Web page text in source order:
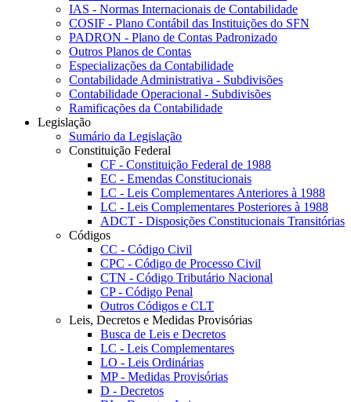
IAS - Normas Internacionais de Contabilidade
COSIF - Plano Contábil das Instituições do SFN
PADRON - Plano de Contas Padronizado
Outros Planos de Contas
Especializações da Contabilidade
Contabilidade Administrativa - Subdivisões
Contabilidade Operacional - Subdivisões
Ramificações da Contabilidade
Legislação
Sumário da Legislação
Constituição Federal
CF - Constituição Federal de 1988
EC - Emendas Constitucionais
LC - Leis Complementares Anteriores à 1988
LC - Leis Complementares Posteriores à 1988
ADCT - Disposições Constitucionais Transitórias
Códigos
CC - Código Civil
CPC - Código de Processo Civil
CTN - Código Tributário Nacional
CP - Código Penal
Outros Códigos e CLT
Leis, Decretos e Medidas Provisórias
Busca de Leis e Decretos
LC - Leis Complementares
LO - Leis Ordinárias
MP - Medidas Provisórias
D - Decretos